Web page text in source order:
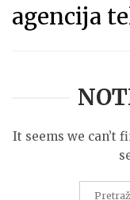
agencija
It seems we can’t